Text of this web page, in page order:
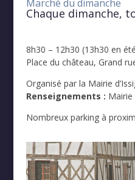
Marché du dimanche
Chaque dimanche,
8h30 – 12h30 (13h30 en
Place du château, Grand
Organisé par la Mairie
Renseignements : Mairie
Nombreux parking à